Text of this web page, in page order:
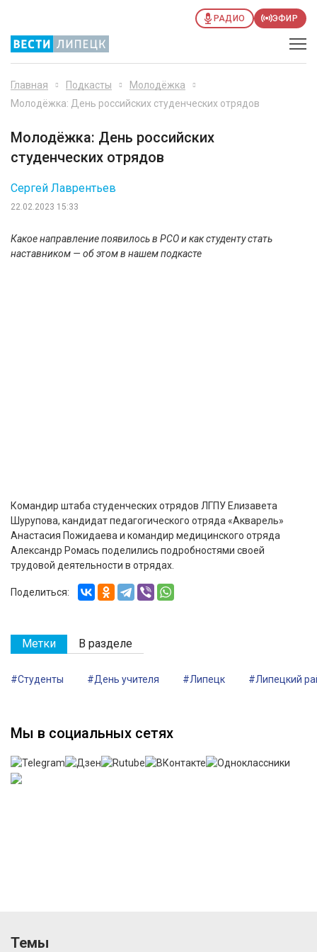
РАДИО ЭФИР
Главная Подкасты
Молодёжка
Молодёжка: День российских студенческих отрядов
Молодёжка: День российских
студенческих отрядов
22.02.2023 15:33
Сергей Лаврентьев
Какое направление появилось в РСО и как студенту стать
наставником — об этом в нашем подкасте
Командир штаба студенческих отрядов ЛГПУ Елизавета
Шурупова, кандидат педагогического отряда «Акварель»
Анастасия Пожидаева и командир медицинского отряда
Александр Ромась поделились подробностями своей
трудовой деятельности в отрядах.
Поделиться:
Метки В разделе
#Студенты #День учителя #Липецк #Липецкий
Мы в социальных сетях
Темы